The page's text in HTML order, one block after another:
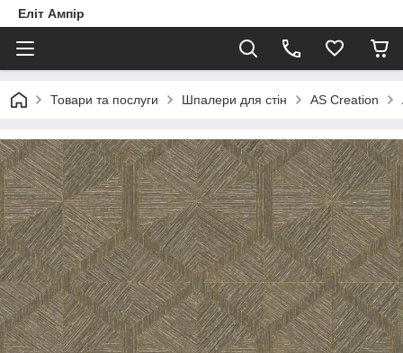
Еліт Ампір
Товари та послуги Шпалери для стін AS Creation